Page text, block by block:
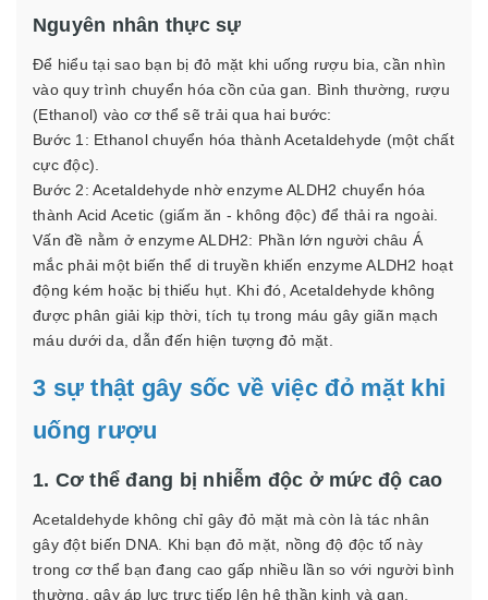
Nguyên nhân thực sự
Để hiểu tại sao bạn bị đỏ mặt khi uống rượu bia, cần nhìn
vào quy trình chuyển hóa cồn của gan. Bình thường, rượu
(Ethanol) vào cơ thể sẽ trải qua hai bước:
Bước 1: Ethanol chuyển hóa thành Acetaldehyde (một chất
cực độc).
Bước 2: Acetaldehyde nhờ enzyme ALDH2 chuyển hóa
thành Acid Acetic (giấm ăn - không độc) để thải ra ngoài.
Vấn đề nằm ở enzyme ALDH2: Phần lớn người châu Á
mắc phải một biến thể di truyền khiến enzyme ALDH2 hoạt
động kém hoặc bị thiếu hụt. Khi đó, Acetaldehyde không
được phân giải kịp thời, tích tụ trong máu gây giãn mạch
máu dưới da, dẫn đến hiện tượng đỏ mặt.
3 sự thật gây sốc về việc đỏ mặt khi
uống rượu
1. Cơ thể đang bị nhiễm độc ở mức độ cao
Acetaldehyde không chỉ gây đỏ mặt mà còn là tác nhân
gây đột biến DNA. Khi bạn đỏ mặt, nồng độ độc tố này
trong cơ thể bạn đang cao gấp nhiều lần so với người bình
thường, gây áp lực trực tiếp lên hệ thần kinh và gan.